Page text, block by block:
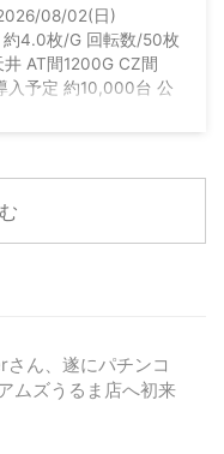
08/02(日)
約4.0枚/G 回転数/50枚
AT間1200G CZ間
入予定 約10,000台 公
ん、遂にパチンコ
ムズうるま店へ初来